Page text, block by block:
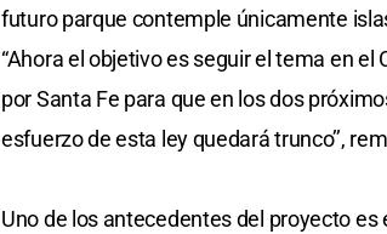
futuro parque contemple únicamente
“Ahora el objetivo es seguir el tema en
por Santa Fe para que en los dos
esfuerzo de esta ley quedará trunco’’,
Uno de los antecedentes del proyecto